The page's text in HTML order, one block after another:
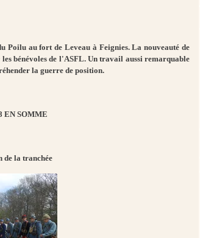
Poilu au fort de Leveau à Feignies. La nouveauté de
bénévoles de l'ASFL. Un travail aussi remarquable
la guerre de position.
EN SOMME
de la tranchée